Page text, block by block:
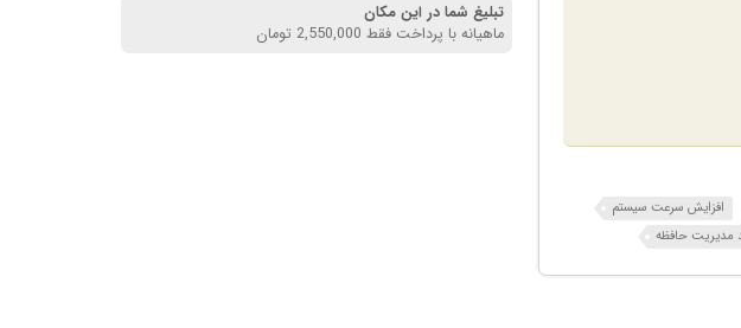
افزایش سرعت سیستم
مدیریت حافظه
تبلیغ شما در این مکان
ماهیانه با پرداخت فقط 2,550,000 تومان